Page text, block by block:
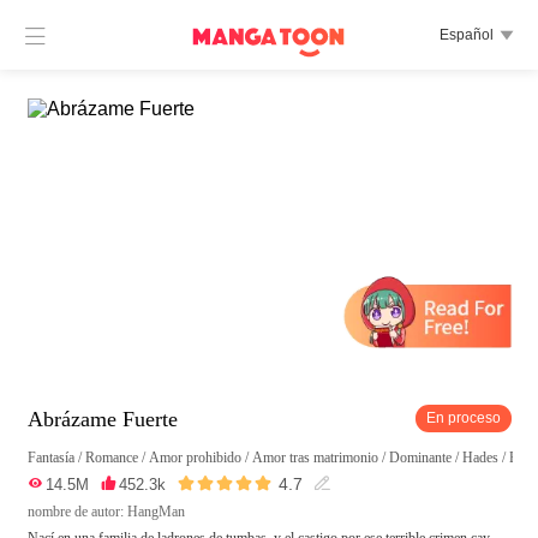
 Español 
Abrázame Fuerte En proceso
Fantasía /Romance / Amor prohibido / Amor tras matrimonio /Dominante /Hades /
 14.5M 452.3k  4.7 
nombre de autor: HangMan